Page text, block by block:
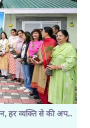
हर व्यक्ति से की अप...